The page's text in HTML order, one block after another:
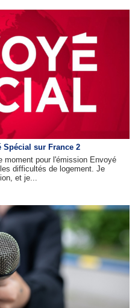
sur France 2
moment pour l'émission Envoyé
difficultés de logement. Je
et je...